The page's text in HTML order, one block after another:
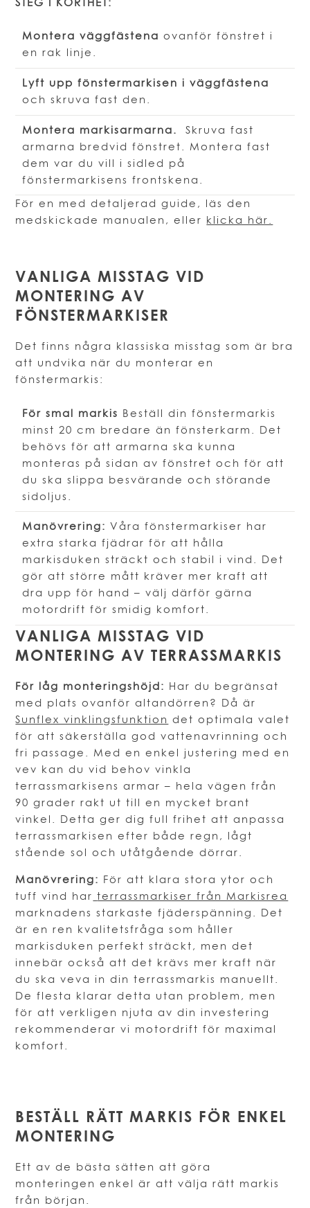
Montera väggfästena ovanför fönstret i
en rak linje.
Lyft upp fönstermarkisen i väggfästena
och skruva fast den.
Montera markisarmarna. Skruva fast
armarna bredvid fönstret. Montera fast
dem var du vill i sidled på
fönstermarkisens frontskena.
För en med detaljerad guide, läs den
medskickade manualen, eller klicka här.
VANLIGA MISSTAG VID
MONTERING AV
FÖNSTERMARKISER
Det finns några klassiska misstag som är bra
att undvika när du monterar en
fönstermarkis:
För smal markis Beställ din fönstermarkis
minst 20 cm bredare än fönsterkarm. Det
behövs för att armarna ska kunna
monteras på sidan av fönstret och för att
du ska slippa besvärande och störande
sidoljus.
Manövrering: Våra fönstermarkiser har
extra starka fjädrar för att hålla
markisduken sträckt och stabil i vind. Det
gör att större mått kräver mer kraft att
dra upp för hand – välj därför gärna
motordrift för smidig komfort.
VANLIGA MISSTAG VID
MONTERING AV TERRASSMARKIS
För låg monteringshöjd: Har du begränsat
med plats ovanför altandörren? Då är
Sunflex vinklingsfunktion det optimala valet
för att säkerställa god vattenavrinning och
fri passage. Med en enkel justering med en
vev kan du vid behov vinkla
terrassmarkisens armar – hela vägen från
90 grader rakt ut till en mycket brant
vinkel. Detta ger dig full frihet att anpassa
terrassmarkisen efter både regn, lågt
stående sol och utåtgående dörrar.
Manövrering: För att klara stora ytor och
tuff vind har terrassmarkiser från Markisrea
marknadens starkaste fjäderspänning. Det
är en ren kvalitetsfråga som håller
markisduken perfekt sträckt, men det
innebär också att det krävs mer kraft när
du ska veva in din terrassmarkis manuellt.
De flesta klarar detta utan problem, men
för att verkligen njuta av din investering
rekommenderar vi motordrift för maximal
komfort.
BESTÄLL RÄTT MARKIS FÖR ENKEL
MONTERING
Ett av de bästa sätten att göra
monteringen enkel är att välja rätt markis
från början.